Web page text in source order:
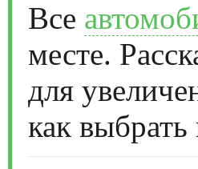
Все
месте.
для
как выбрать